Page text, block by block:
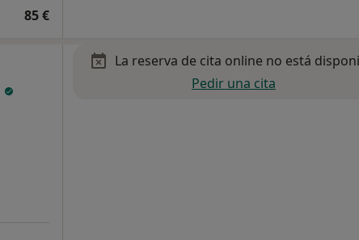
85 €
La reserva de cita online no está
Pedir una cita